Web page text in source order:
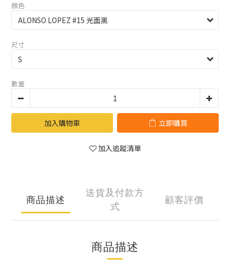
顏色
尺寸
數量
加入購物車 立即購買
加入追蹤清單
商品描述
送貨及付款方
式
顧客評價
商品描述